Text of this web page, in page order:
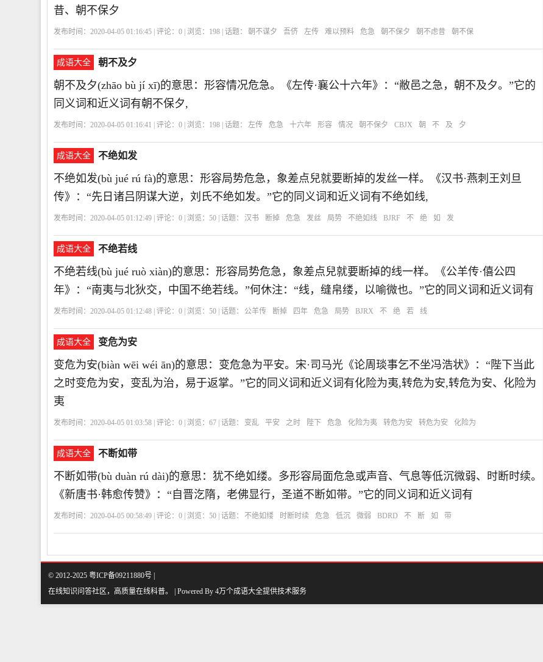
昔、朝不保夕
发布时间：2020-04-05 01:16:45 | 评论： 0 | 浏览： 198 | 话题： 朝不谋夕 吾侪 左传 难以预料 危急 朝不保夕 朝不虑昔
朝不保
夕
CBMX 朝 不 谋 夕
成语大全 朝不及夕
朝不及夕(zhāo bù jí xī)的意思：形容情况危急。《左传·襄公十六年》：“敝邑之急，朝不及夕。”它的
同义词和近义词有朝不保夕,
发布时间：2020-04-05 01:16:41 | 评论： 0 | 浏览： 198 | 话题： 左传 危急 十六年 形容 情况 朝不保夕 CBJX 朝 不 及 夕
成语大全 不绝如发
不绝如发(bù jué rú fà)的意思：形容局势危急，象差点兒就要断掉的发丝一样。《汉书·燕刺王刘旦
传》：“先日诸吕阴谋大逆，刘氏不绝如发。”它的同义词和近义词有不绝如线,
发布时间：2020-04-05 01:12:49 | 评论： 0 | 浏览： 50 | 话题： 汉书 断掉 危急 发丝 局势 不绝如线 BJRF 不 绝 如 发
成语大全 不绝若线
不绝若线(bù jué ruò xiàn)的意思：形容局势危急，象差点兒就要断掉的线一样。《公羊传·僖公四
年》：“南夷与北狄交，中国不绝若线。”何休注：“线，缝帛缕，以喻微也。”它的同义词和近义词有
发布时间：2020-04-05 01:12:48 | 评论： 0 | 浏览： 50 | 话题： 公羊传 断掉 四年 危急 局势 BJRX 不 绝 若 线
成语大全 变危为安
变危为安(biàn wēi wéi ān)的意思：变危急为平安。宋·司马光《论周琰事乞不坐冯浩状》：“陛下当此
之时变危为安，变乱为治，易于返掌。”它的同义词和近义词有化险为夷,转危为安,转危为安、化险为
夷
发布时间：2020-04-05 01:03:58 | 评论： 0 | 浏览： 67 | 话题： 变乱 平安 之时 陛下 危急 化险为夷 转危为安 转危为安
化险为
夷
BWWA 变 危 为 安
成语大全 不断如带
不断如带(bù duàn rú dài)的意思：犹不绝如缕。多形容局面危急或声音、气息等低沉微弱、时断时续。
《新唐书·韩愈传赞》：“自晋汔隋，老佛显行，圣道不断如带。”它的同义词和近义词有
发布时间：2020-04-05 00:58:49 | 评论： 0 | 浏览： 50 | 话题： 不绝如缕 时断时续 危急 低沉 微弱 BDRD 不 断 如 带
© 2012-2025 粤ICP备09211880号 |
在线知识问答社区，高质量在线科普。 | Powered By 4万个成语大全提供技术服务